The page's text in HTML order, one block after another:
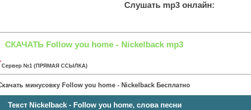
Слушать mp3 онлайн:
СКАЧАТЬ Follow you home - Nickelback mp3
Сервер №1 (ПРЯМАЯ ССЫЛКА)
минусовку Follow you home - Nickelback Бесплатно
Текст Nickelback - Follow you home, слова песни